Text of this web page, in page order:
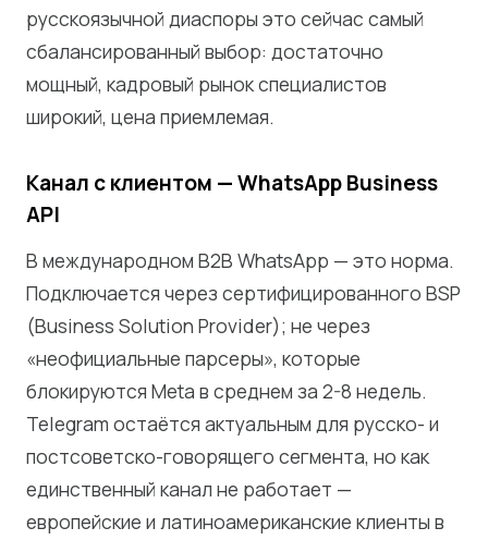
русскоязычной диаспоры это сейчас самый
сбалансированный выбор: достаточно
мощный, кадровый рынок специалистов
широкий, цена приемлемая.
Канал с клиентом — WhatsApp Business
API
В международном B2B WhatsApp — это норма.
Подключается через сертифицированного BSP
(Business Solution Provider); не через
«неофициальные парсеры», которые
блокируются Meta в среднем за 2-8 недель.
Telegram остаётся актуальным для русско- и
постсоветско-говорящего сегмента, но как
единственный канал не работает —
европейские и латиноамериканские клиенты в